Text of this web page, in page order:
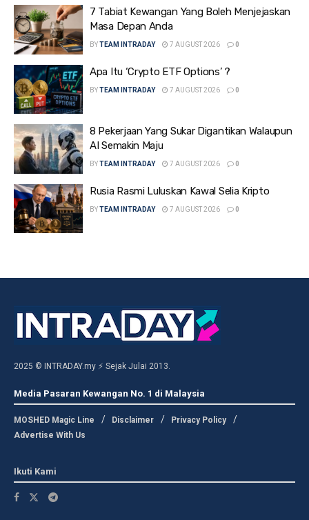
7 Tabiat Kewangan Yang Boleh Menjejaskan
Masa Depan Anda
BYTEAM INTRADAY 7 AUGUST 2026 0
Apa Itu ‘Crypto ETF Options’ ?
BYTEAM INTRADAY 7 AUGUST 2026 0
8 Pekerjaan Yang Sukar Digantikan Walaupun
AI Semakin Maju
BYTEAM INTRADAY 7 AUGUST 2026 0
Rusia Rasmi Luluskan Kawal Selia Kripto
BYTEAM INTRADAY 7 AUGUST 2026 0
2025 © INTRADAY.my ⚡ Sejak Julai 2013.
Media Pasaran Kewangan No. 1 di Malaysia
MOSHED Magic Line Disclaimer
Privacy Policy
Advertise With Us
Ikuti Kami